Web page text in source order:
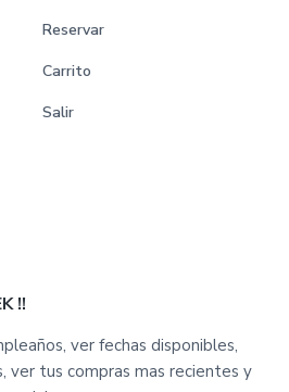
Reservar
Carrito
Salir
!!
ver fechas disponibles,
ver tus compras mas recientes y